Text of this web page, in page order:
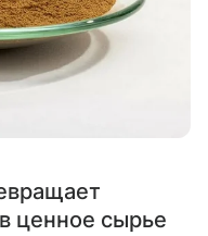
ценное сырье